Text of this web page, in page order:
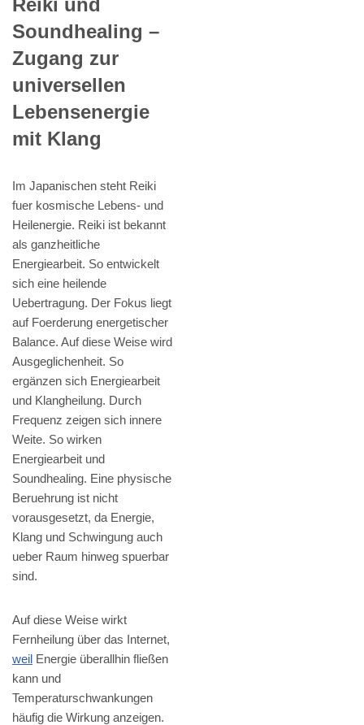
Soundhealing –
Zugang zur
universellen
Lebensenergie
mit Klang
Im Japanischen steht Reiki
fuer kosmische Lebens- und
Heilenergie. Reiki ist bekannt
als ganzheitliche
Energiearbeit. So entwickelt
sich eine heilende
Uebertragung. Der Fokus liegt
auf Foerderung energetischer
Balance. Auf diese Weise wird
Ausgeglichenheit. So
ergänzen sich Energiearbeit
und Klangheilung. Durch
Frequenz zeigen sich innere
Weite. So wirken
Energiearbeit und
Soundhealing. Eine physische
Beruehrung ist nicht
vorausgesetzt, da Energie,
Klang und Schwingung auch
ueber Raum hinweg spuerbar
sind.
Auf diese Weise wirkt
Fernheilung über das Internet,
weil Energie überallhin fließen
kann und
Temperaturschwankungen
häufig die Wirkung anzeigen.